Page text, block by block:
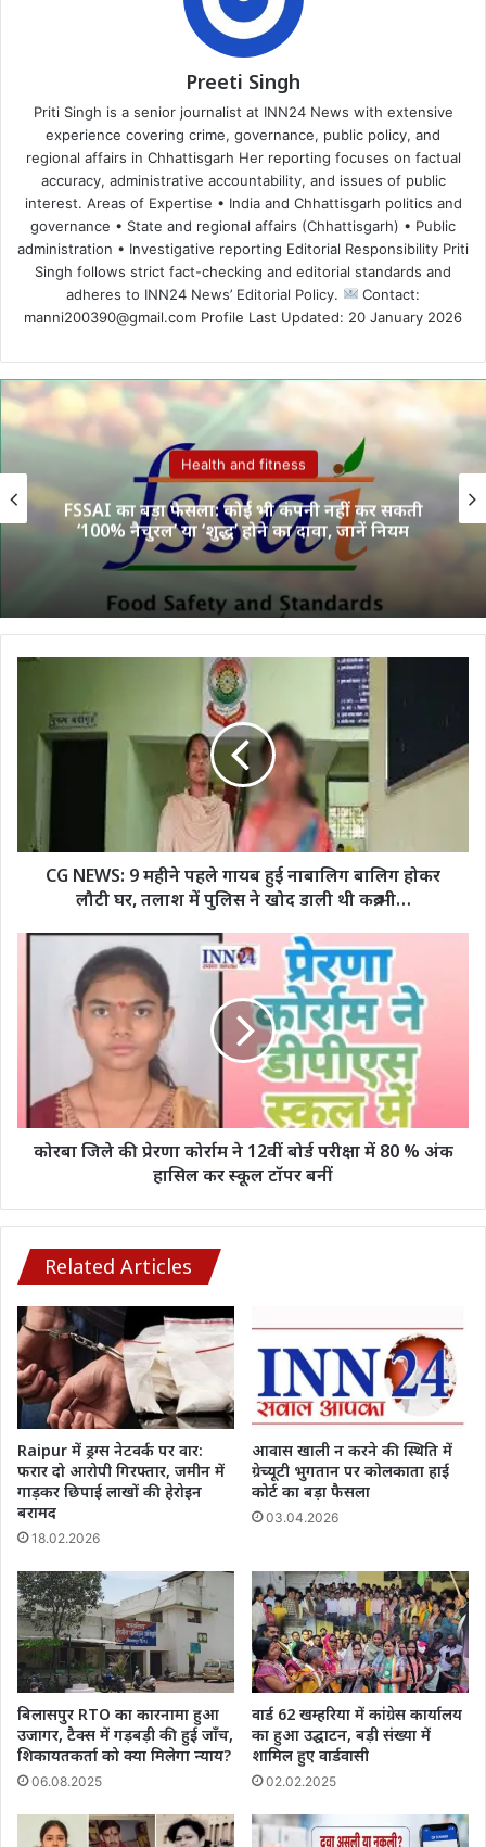
Preeti Singh
Priti Singh is a senior journalist at INN24 News with extensive
experience covering crime, governance, public policy, and
regional affairs in Chhattisgarh Her reporting focuses on factual
accuracy, administrative accountability, and issues of public
interest. Areas of Expertise • India and Chhattisgarh politics and
governance • State and regional affairs (Chhattisgarh) • Public
administration • Investigative reporting Editorial Responsibility Priti
Singh follows strict fact-checking and editorial standards and
adheres to INN24 News’ Editorial Policy.
Contact:
manni200390@gmail.com Profile Last Updated: 20 January 2026
Health and fitness
FSSAI का बड़ा फैसला: कोई भी कंपनी नहीं कर सकती
‘100% नैचुरल’ या ‘शुद्ध’ होने का दावा, जानें नियम
CG
महीने
बालिग
तलाश
कब्र
CG NEWS: 9 महीने पहले गायब हुई नाबालिग बालिग होकर
लौटी घर, तलाश में पुलिस ने खोद डाली थी कब्र भी…
बोर्ड
परीक्षा
कर
स्कूल
टॉपर
बनीं
कोरबा जिले की प्रेरणा कोर्राम ने 12वीं बोर्ड परीक्षा में 80 % अंक
हासिल कर स्कूल टॉपर बनीं
Related Articles
Raipur में ड्रग्स नेटवर्क पर वार:
फरार दो आरोपी गिरफ्तार, जमीन में
गाड़कर छिपाई लाखों की हेरोइन
बरामद
18.02.2026
आवास खाली न करने की स्थिति में
ग्रेच्यूटी भुगतान पर कोलकाता हाई
कोर्ट का बड़ा फैसला
03.04.2026
बिलासपुर RTO का कारनामा हुआ
उजागर, टैक्स में गड़बड़ी की हुई जाँच,
शिकायतकर्ता को क्या मिलेगा न्याय?
06.08.2025
वार्ड 62 खम्हरिया में कांग्रेस कार्यालय
का हुआ उद्घाटन, बड़ी संख्या में
शामिल हुए वार्डवासी
02.02.2025